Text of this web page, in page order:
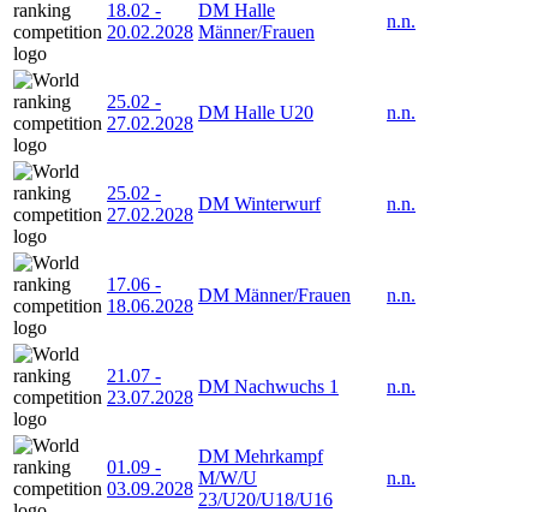
18.02 -
20.02.2028
DM Halle
Männer/Frauen
n.n.
25.02 -
27.02.2028
DM Halle U20 n.n.
25.02 -
27.02.2028
DM Winterwurf n.n.
17.06 -
18.06.2028
DM Männer/Frauen n.n.
21.07 -
23.07.2028
DM Nachwuchs 1 n.n.
01.09 -
03.09.2028
DM Mehrkampf
M/W/U
23/U20/U18/U16
n.n.